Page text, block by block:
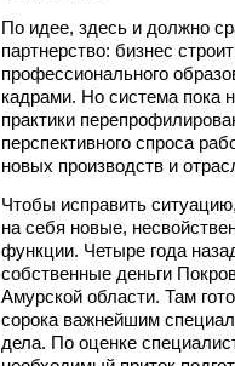
По идее, здесь и должно
партнерство: бизнес
профессионального
кадрами. Но система пока
практики
перспективного спроса
новых производств и
Чтобы исправить
на себя новые,
функции. Четыре года
собственные деньги
Амурской области. Там
сорока важнейшим
дела. По оценке